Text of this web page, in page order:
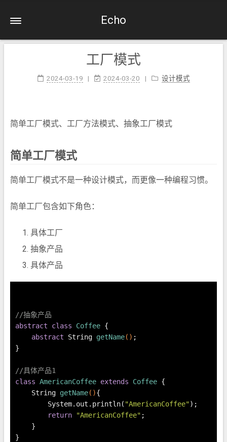
Echo
工厂模式
2024-03-19 2024-03-20 设计模式
简单工厂模式、工厂方法模式、抽象工厂模式
简单工厂模式
简单工厂模式不是一种设计模式，而更像一种编程习惯。
简单工厂包含如下角色：
具体工厂
抽象产品
具体产品
//抽象产品
abstract
class Coffee {
abstract String getName() ;
}
//具体产品1
class AmericanCoffee extends Coffee {
    String
getName(){
        System.out.println(
"AmericanCoffee");
return
"AmericanCoffee" ;
    }
}